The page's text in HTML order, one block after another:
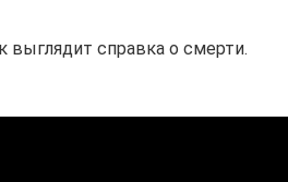
выглядит справка о смерти.